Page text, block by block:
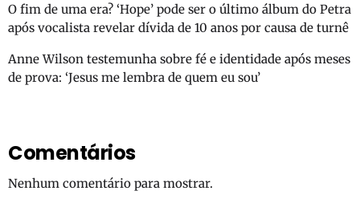
O fim de uma era? ‘Hope’ pode ser o último álbum do Petra
após vocalista revelar dívida de 10 anos por causa de turnê
Anne Wilson testemunha sobre fé e identidade após meses
de prova: ‘Jesus me lembra de quem eu sou’
Comentários
Nenhum comentário para mostrar.